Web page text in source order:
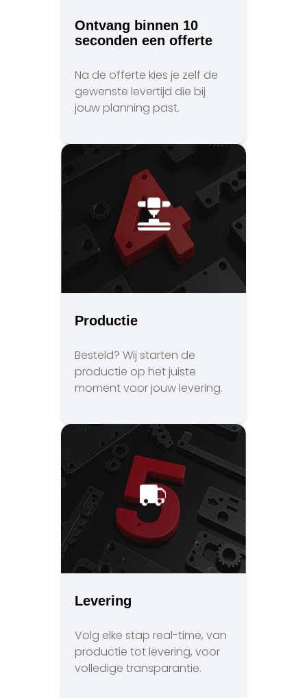
Ontvang binnen 10
seconden een offerte
Na de offerte kies je zelf de
gewenste levertijd die bij
jouw planning past.
Productie
Besteld? Wij starten de
productie op het juiste
moment voor jouw levering.
Levering
Volg elke stap real-time, van
productie tot levering, voor
volledige transparantie.